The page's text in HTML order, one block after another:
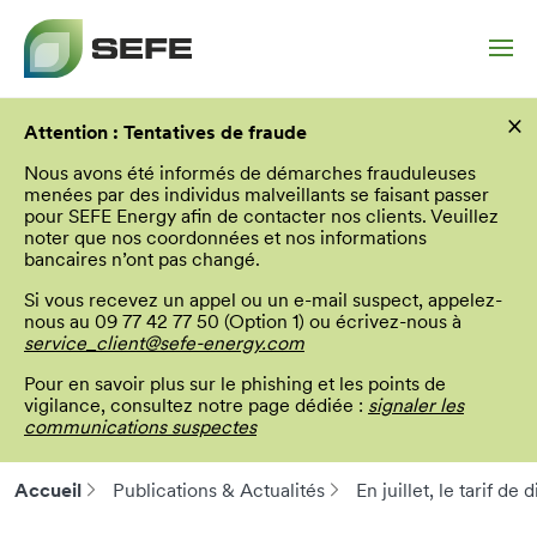
principal
Attention : Tentatives de fraude
Nous avons été informés de démarches frauduleuses
menées par des individus malveillants se faisant passer
pour SEFE Energy afin de contacter nos clients. Veuillez
noter que nos coordonnées et nos informations
bancaires n’ont pas changé.
Si vous recevez un appel ou un e-mail suspect, appelez-
nous au 09 77 42 77 50 (Option 1) ou écrivez-nous à
service_client@sefe-energy.com
Pour en savoir plus sur le phishing et les points de
vigilance, consultez notre page dédiée : signaler les
communications suspectes
×
Accueil Publications & Actualités En juillet, le tarif de